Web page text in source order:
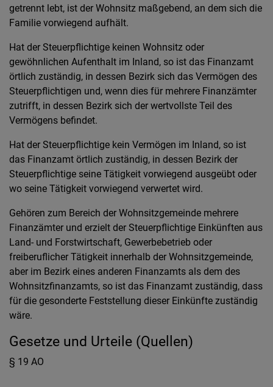
getrennt lebt, ist der Wohnsitz maßgebend, an dem sich die
Familie vorwiegend aufhält.
Hat der Steuerpflichtige keinen Wohnsitz oder
gewöhnlichen Aufenthalt im Inland, so ist das Finanzamt
örtlich zuständig, in dessen Bezirk sich das Vermögen des
Steuerpflichtigen und, wenn dies für mehrere Finanzämter
zutrifft, in dessen Bezirk sich der wertvollste Teil des
Vermögens befindet.
Hat der Steuerpflichtige kein Vermögen im Inland, so ist
das Finanzamt örtlich zuständig, in dessen Bezirk der
Steuerpflichtige seine Tätigkeit vorwiegend ausgeübt oder
wo seine Tätigkeit vorwiegend verwertet wird.
Gehören zum Bereich der Wohnsitzgemeinde mehrere
Finanzämter und erzielt der Steuerpflichtige Einkünften aus
Land- und Forstwirtschaft, Gewerbebetrieb oder
freiberuflicher Tätigkeit innerhalb der Wohnsitzgemeinde,
aber im Bezirk eines anderen Finanzamts als dem des
Wohnsitzfinanzamts, so ist das Finanzamt zuständig, dass
für die gesonderte Feststellung dieser Einkünfte zuständig
wäre.
Gesetze und Urteile (Quellen)
§ 19 AO